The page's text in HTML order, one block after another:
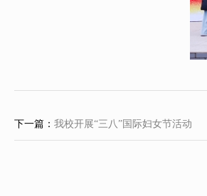
下一篇： 我校开展“三八”国际妇女节活动